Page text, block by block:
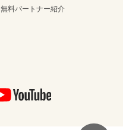
無料パートナー紹介